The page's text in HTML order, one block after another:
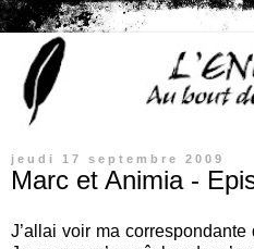
jeudi 17 septembre 2009
Marc et Animia -
J’allai voir ma